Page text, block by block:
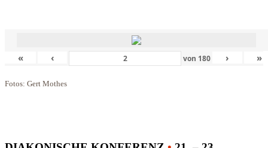
« ‹ von 180 › »
Fotos: Gert Mothes